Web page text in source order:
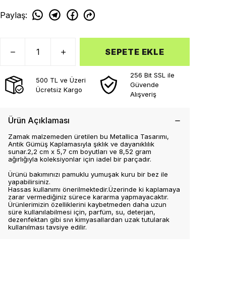
Paylaş:
SEPETE EKLE
500 TL ve Üzeri
Ücretsiz Kargo
256 Bit SSL ile
Güvende
Alışveriş
Ürün Açıklaması
Zamak malzemeden üretilen bu Metallica Tasarımı,
Antik Gümüş Kaplamasıyla şıklık ve dayanıklılık
sunar.2,2 cm x 5,7 cm boyutları ve 8,52 gram
ağırlığıyla koleksiyonlar için iadel bir parçadır.
Ürünü bakımınızı pamuklu yumuşak kuru bir bez ile
yapabilirsiniz.
Hassas kullanımı önerilmektedir.Üzerinde ki kaplamaya
zarar vermediğiniz sürece kararma yapmayacaktır.
Ürünlerimizin özelliklerini kaybetmeden daha uzun
süre kullanılabilmesi için, parfüm, su, deterjan,
dezenfektan gibi sıvı kimyasallardan uzak tutularak
kullanılması tavsiye edilir.